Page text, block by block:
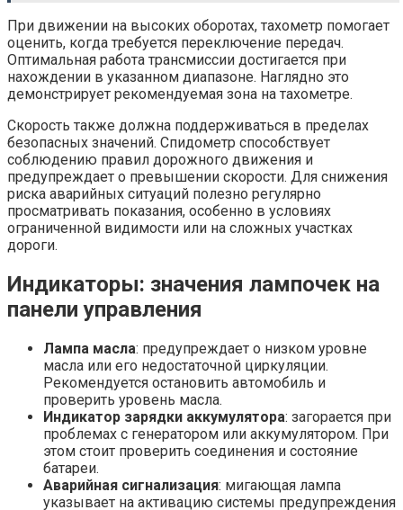
При движении на высоких оборотах, тахометр помогает
оценить, когда требуется переключение передач.
Оптимальная работа трансмиссии достигается при
нахождении в указанном диапазоне. Наглядно это
демонстрирует рекомендуемая зона на тахометре.
Скорость также должна поддерживаться в пределах
безопасных значений. Спидометр способствует
соблюдению правил дорожного движения и
предупреждает о превышении скорости. Для снижения
риска аварийных ситуаций полезно регулярно
просматривать показания, особенно в условиях
ограниченной видимости или на сложных участках
дороги.
Индикаторы: значения лампочек на
панели управления
Лампа масла: предупреждает о низком уровне
масла или его недостаточной циркуляции.
Рекомендуется остановить автомобиль и
проверить уровень масла.
Индикатор зарядки аккумулятора: загорается при
проблемах с генератором или аккумулятором. При
этом стоит проверить соединения и состояние
батареи.
Аварийная сигнализация: мигающая лампа
указывает на активацию системы предупреждения